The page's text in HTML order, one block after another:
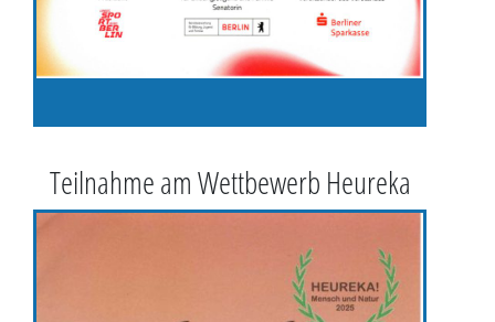
Teilnahme am Wettbewerb Heureka